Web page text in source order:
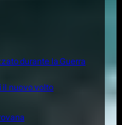
durante la Guerra
il nuovo volto